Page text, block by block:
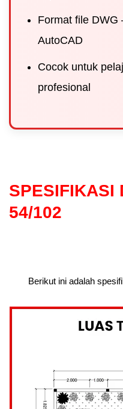
Format file DWG
AutoCAD
Cocok untuk
profesional
SPESIFIKASI
54/102
Berikut ini adalah